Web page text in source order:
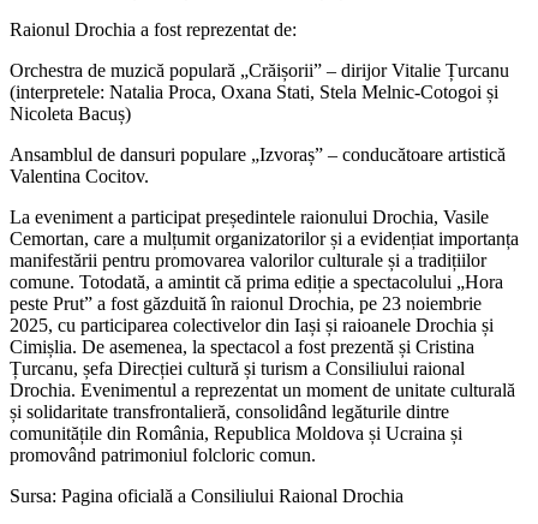
Raionul Drochia a fost reprezentat de:
Orchestra de muzică populară „Crăișorii” – dirijor Vitalie Țurcanu
(interpretele: Natalia Proca, Oxana Stati, Stela Melnic-Cotogoi și
Nicoleta Bacuș)
Ansamblul de dansuri populare „Izvoraș” – conducătoare artistică
Valentina Cocitov.
La eveniment a participat președintele raionului Drochia, Vasile
Cemortan, care a mulțumit organizatorilor și a evidențiat importanța
manifestării pentru promovarea valorilor culturale și a tradițiilor
comune. Totodată, a amintit că prima ediție a spectacolului „Hora
peste Prut” a fost găzduită în raionul Drochia, pe 23 noiembrie
2025, cu participarea colectivelor din Iași și raioanele Drochia și
Cimișlia. De asemenea, la spectacol a fost prezentă și Cristina
Țurcanu, șefa Direcției cultură și turism a Consiliului raional
Drochia. Evenimentul a reprezentat un moment de unitate culturală
și solidaritate transfrontalieră, consolidând legăturile dintre
comunitățile din România, Republica Moldova și Ucraina și
promovând patrimoniul folcloric comun.
Sursa: Pagina oficială a Consiliului Raional Drochia